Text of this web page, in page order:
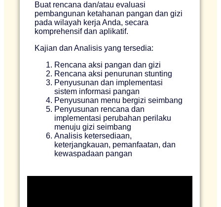
Buat rencana dan/atau evaluasi
pembangunan ketahanan pangan dan gizi
pada wilayah kerja Anda, secara
komprehensif dan aplikatif.
Kajian dan Analisis yang tersedia:
Rencana aksi pangan dan gizi
Rencana aksi penurunan stunting
Penyusunan dan implementasi
sistem informasi pangan
Penyusunan menu bergizi seimbang
Penyusunan rencana dan
implementasi perubahan perilaku
menuju gizi seimbang
Analisis ketersediaan,
keterjangkauan, pemanfaatan, dan
kewaspadaan pangan